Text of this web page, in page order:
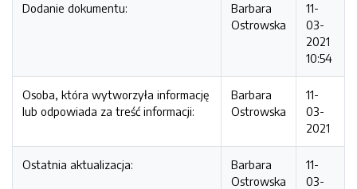
Dodanie dokumentu:
Barbara
Ostrowska
11-
03-
2021
10:54
Osoba, która wytworzyła informację
lub odpowiada za treść informacji:
Barbara
Ostrowska
11-
03-
2021
Ostatnia aktualizacja:
Barbara
Ostrowska
11-
03-